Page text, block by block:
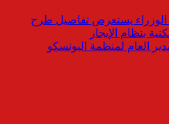
الوزراء يستعرض تفاصيل طرح
بنظام الإيجار
العام لمنظمة اليونسكو